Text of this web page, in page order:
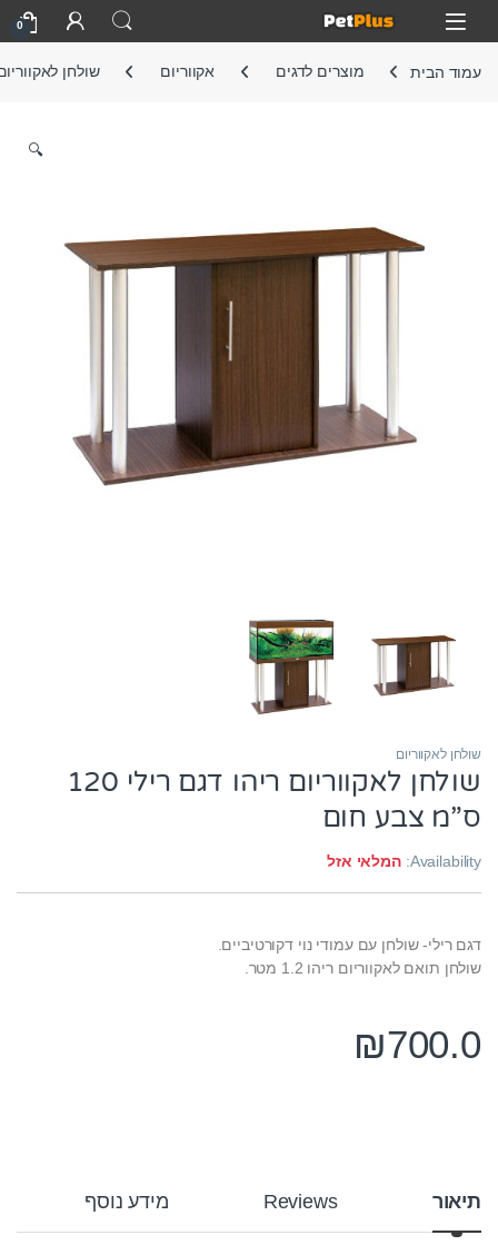
Skip to navigation
Skip to content
Open
0
עמוד הבית מוצרים לדגים אקווריום שולחן
🔍
שולחן לאקווריום
שולחן לאקווריום ריהו דגם רילי 120
ס”מ צבע חום
Availability: המלאי אזל
דגם רילי- שולחן עם עמודי נוי דקורטיביים.
שולחן תואם לאקווריום ריהו 1.2 מטר.
₪700.0
תיאור Reviews מידע נוסף